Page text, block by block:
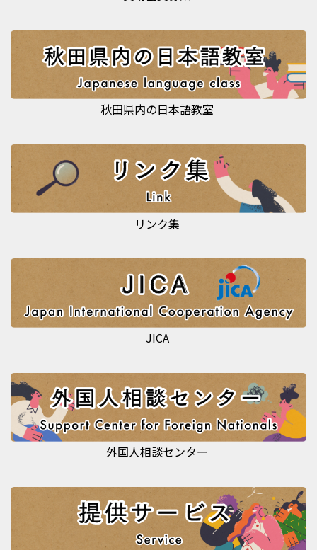
秋田県内の日本語教室
リンク集
JICA
外国人相談センター